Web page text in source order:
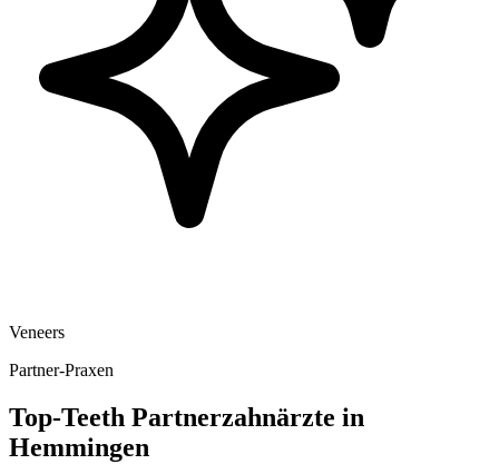
Veneers
Partner-Praxen
Top-Teeth Partnerzahnärzte in
Hemmingen